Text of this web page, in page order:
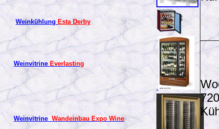
WeinkühlungEsta Derby
WeinvitrineEverlasting
WeinvitrineWandeinbau Expo Wine